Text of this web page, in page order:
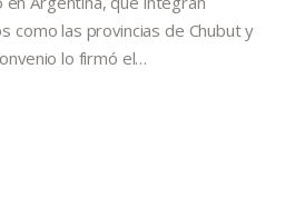
como las provincias de Chubut y
lo firmó el…